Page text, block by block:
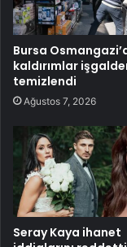
Bursa
kaldırımlar
temizlendi
Ağustos 7, 2026
Seray Kaya ihanet